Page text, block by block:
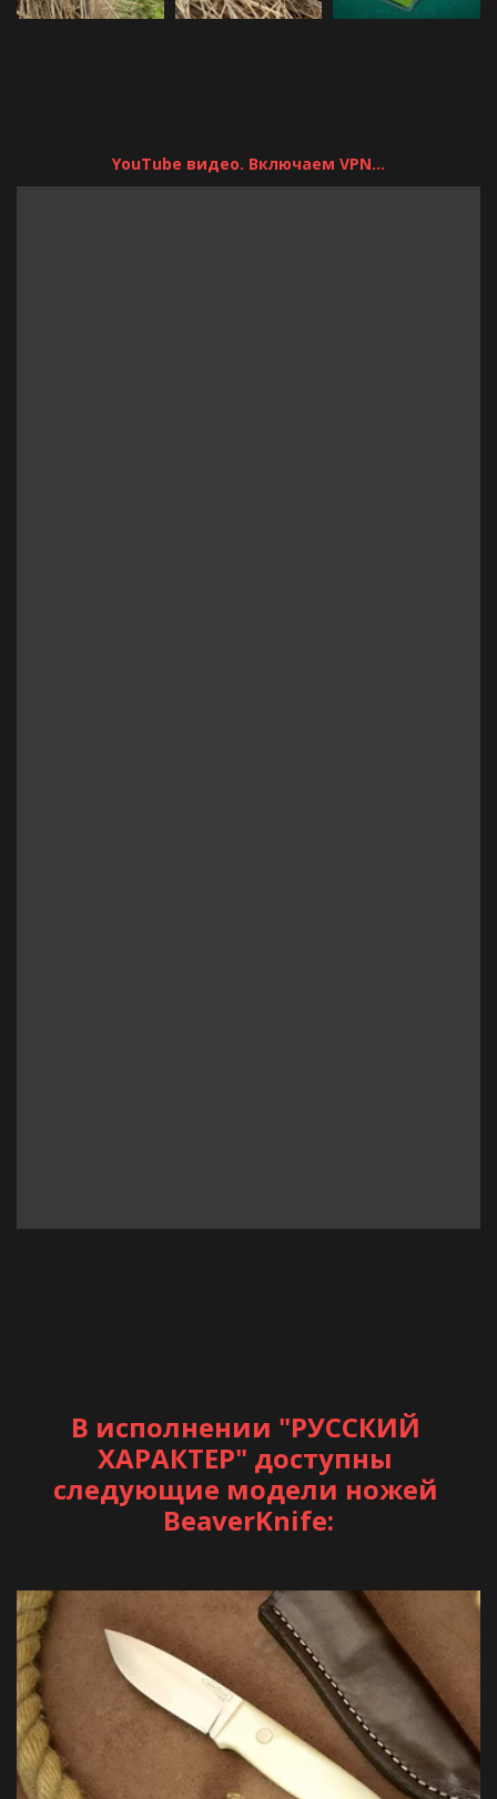
YouTube видео. Включаем VPN...
В исполнении "РУССКИЙ
ХАРАКТЕР" доступны
следующие модели ножей
BeaverKnife: